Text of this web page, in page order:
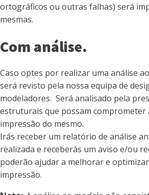
ortográficos ou outras falhas) será
mesmas.
Com análise.
Caso optes por realizar uma análise
será revisto pela nossa equipa de
modeladores. Será analisado pela
estruturais que possam comprometer
impressão do mesmo.
Irás receber um relatório de análise
realizada e receberás um aviso e/ou
poderão ajudar a melhorar e
impressão.